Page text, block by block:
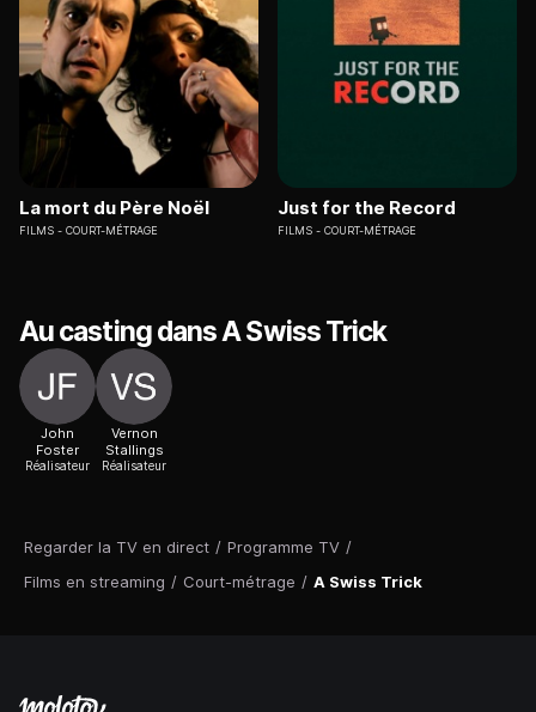
Regarder la TV en direct / Programme TV /
Films en streaming / Court-métrage / A Swiss Trick
La mort du Père Noël
FILMS COURT-MÉTRAGE
Just for the Record
FILMS COURT-MÉTRAGE
Au casting dans A Swiss Trick
John
Foster
Réalisateur
Vernon
Stallings
Réalisateur